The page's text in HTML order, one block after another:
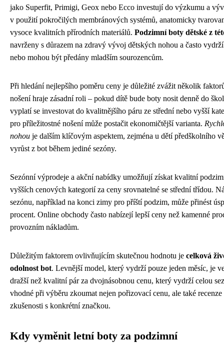
jako Superfit, Primigi, Geox nebo Ecco investují do výzkumu a
v použití pokročilých membránových systémů, anatomicky
vysoce kvalitních přírodních materiálů. Podzimní boty dětské z
navrženy s důrazem na zdravý vývoj dětských nohou a často
nebo mohou být předány mladším sourozencům.
Při hledání nejlepšího poměru ceny je důležité zvážit několik
nošení hraje zásadní roli – pokud dítě bude boty nosit denně do
vyplatí se investovat do kvalitnějšího páru ze střední nebo vyšší
pro příležitostné nošení může postačit ekonomičtější varianta.
nohou je dalším klíčovým aspektem, zejména u dětí předškolního
vyrůst z bot během jediné sezóny.
Sezónní výprodeje a akční nabídky umožňují získat kvalitní
vyšších cenových kategorií za ceny srovnatelné se střední třídou.
sezónu, například na konci zimy pro příští podzim, může přinést
procent. Online obchody často nabízejí lepší ceny než kamenné
provozním nákladům.
Důležitým faktorem ovlivňujícím skutečnou hodnotu je celková
odolnost bot. Levnější model, který vydrží pouze jeden měsíc, je
dražší než kvalitní pár za dvojnásobnou cenu, který vydrží celou
vhodné při výběru zkoumat nejen pořizovací cenu, ale také
zkušenosti s konkrétní značkou.
Kdy vyměnit letní boty za podzimní